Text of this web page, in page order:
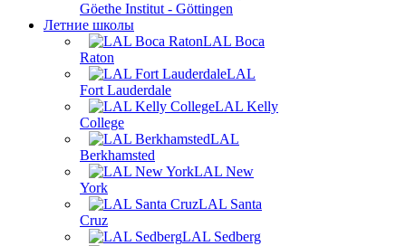
Göethe Institut - Göttingen
Летние школы
LAL Boca
Raton
LAL
Fort Lauderdale
LAL Kelly
College
LAL
Berkhamsted
LAL New
York
LAL Santa
Cruz
LAL Sedberg